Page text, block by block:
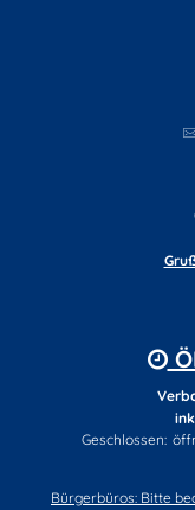
Klicken, um
Geschlossen:
Bürgerbüros: Bitte